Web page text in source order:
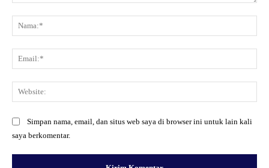
Simpan nama, email, dan situs web saya di browser ini untuk lain kali
saya berkomentar.